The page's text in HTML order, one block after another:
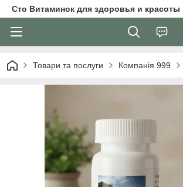
Сто Витаминок для здоровья и красоты
Товари та послуги Компанія 999